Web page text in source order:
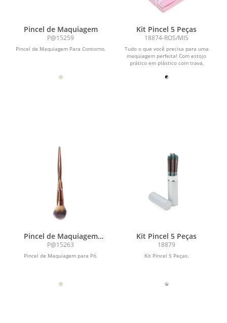
Pincel de Maquiagem
P@15259
Pincel de Maquiagem Para Contorno.
Kit Pincel 5 Peças
18874-ROS/MIS
Tudo o que você precisa para uma
maquiagem perfeita! Com estojo
prático em plástico com trava,
Pincel de Maquiagem
para Pó
P@15263
Pincel de Maquiagem para Pó.
Kit Pincel 5 Peças
18879
Kit Pincel 5 Peças.